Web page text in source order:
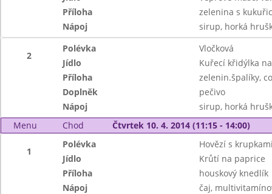
Příloha
zelenina s
Nápoj
sirup, horká
2
Polévka
Vločková
Jídlo
Kuřecí křidýlka
Příloha
zelenin.špalíky,
Doplněk
pečivo
Nápoj
sirup, horká
Menu
Chod Čtvrtek 10. 4. 2014 (11:15 - 14:00)
1
Polévka
Hovězí s
Jídlo
Krůtí na paprice
Příloha
houskový knedlík
Nápoj
čaj,